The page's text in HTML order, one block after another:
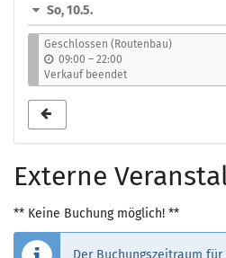
So, 10.5.
Geschlossen (Routenbau)
09:00 –b
i
s
22:00
Verkauf beendet
Externe
** Keine Buchung möglich! **